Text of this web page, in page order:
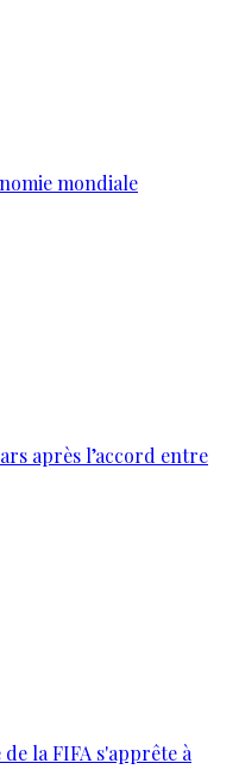
mondiale
après l’accord entre
la FIFA s'apprête à